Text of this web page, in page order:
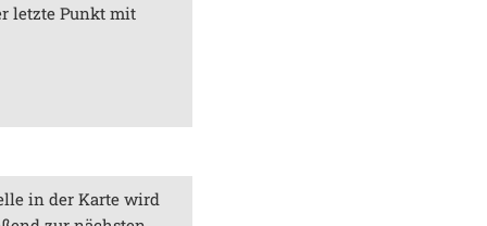
letzte Punkt mit
in der Karte wird